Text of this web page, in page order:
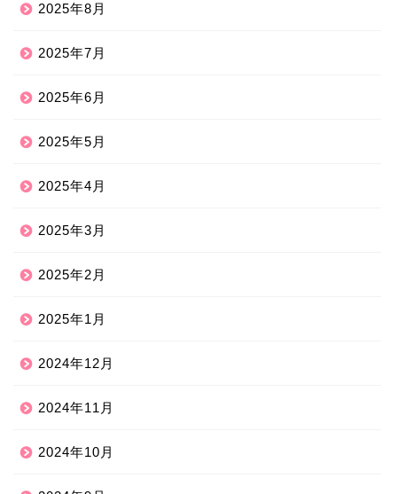
2025年8月
2025年7月
2025年6月
2025年5月
2025年4月
2025年3月
2025年2月
2025年1月
2024年12月
2024年11月
2024年10月